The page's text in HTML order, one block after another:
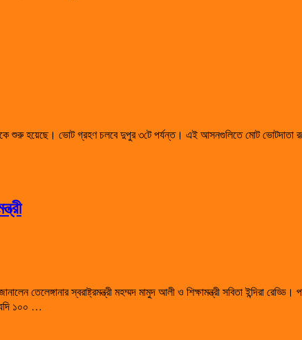
হয়েছে। ভোট গ্রহণ চলবে দুপুর ৩টে পর্যন্ত। এই আসনগুলিতে মোট ভোটদাতা
তেলেঙ্গানার স্বরাষ্ট্রমন্ত্রী মহম্মদ মামুদ আলী ও শিক্ষামন্ত্রী সবিতা ইন্দিরা
১০০ …